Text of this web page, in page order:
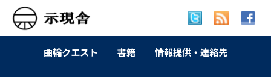
曲輪クエスト 書籍 情報提供・連絡先